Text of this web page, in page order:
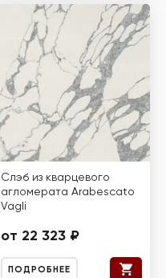
Слэб из кварцевого
агломерата Arabescato
Vagli
от 22 323 ₽
ПОДРОБНЕЕ